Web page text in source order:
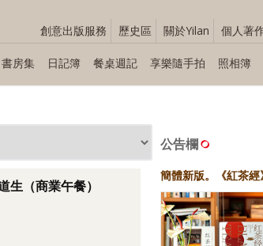
創意出版服務 歷史區 關於Yilan 個人著
書房集 日記簿 餐桌週記 享樂隨手拍 照相簿
生（商業午餐）
公告欄
簡體新版。《紅茶經